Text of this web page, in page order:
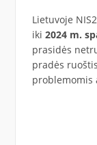
Lietuvoje
iki 2024 m.
prasidės
pradės
problemomis